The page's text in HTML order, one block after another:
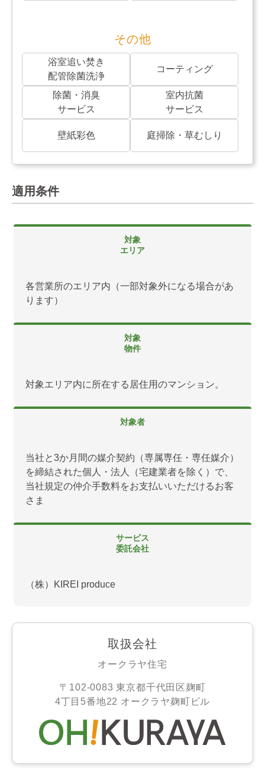
その他
浴室追い焚き
配管除菌洗浄
コーティング
除菌・消臭
サービス
室内抗菌
サービス
壁紙彩色 庭掃除・草むしり
適用条件
対象
エリア
各営業所のエリア内（一部対象外になる場合があ
ります）
対象
物件
対象エリア内に所在する居住用のマンション。
対象者
当社と3か月間の媒介契約（専属専任・専任媒介）
を締結された個人・法人（宅建業者を除く）で、
当社規定の仲介手数料をお支払いいただけるお客
さま
サービス
委託会社
（株）KIREI produce
取扱会社
オークラヤ住宅
〒102-0083 東京都千代田区麹町
4丁目5番地22 オークラヤ麹町ビル